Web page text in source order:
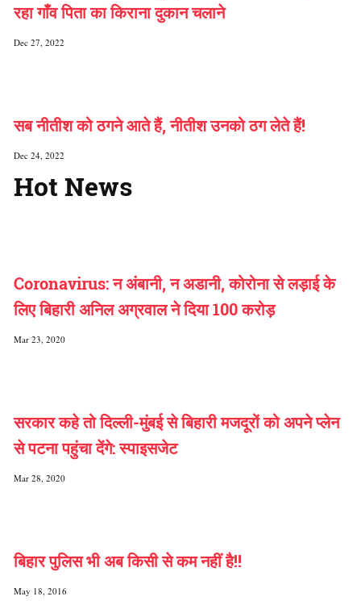
रहा गाँव पिता का किराना दुकान चलाने
Dec 27, 2022
सब नीतीश को ठगने आते हैं, नीतीश उनको ठग लेते हैं!
Dec 24, 2022
Hot News
Coronavirus: न अंबानी, न अडानी, कोरोना से लड़ाई के
लिए बिहारी अनिल अग्रवाल ने दिया 100 करोड़
Mar 23, 2020
सरकार कहे तो दिल्ली-मुंबई से बिहारी मजदूरों को अपने प्लेन
से पटना पहुंचा देंगे: स्पाइसजेट
Mar 28, 2020
बिहार पुलिस भी अब किसी से कम नहीं है!!
May 18, 2016